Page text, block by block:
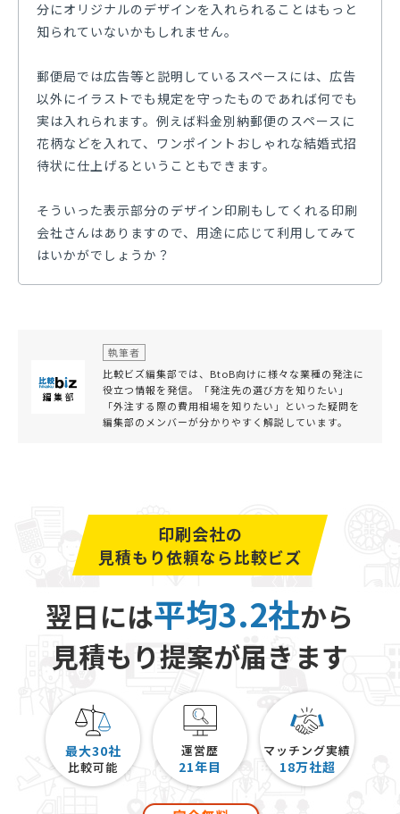
分にオリジナルのデザインを入れられることはもっと
知られていないかもしれません。
郵便局では広告等と説明しているスペースには、広告
以外にイラストでも規定を守ったものであれば何でも
実は入れられます。例えば料金別納郵便のスペースに
花柄などを入れて、ワンポイントおしゃれな結婚式招
待状に仕上げるということもできます。
そういった表示部分のデザイン印刷もしてくれる印刷
会社さんはありますので、用途に応じて利用してみて
はいかがでしょうか？
執筆者
比較ビズ編集部では、BtoB向けに様々な業種の発注に
役立つ情報を発信。「発注先の選び方を知りたい」
「外注する際の費用相場を知りたい」といった疑問を
編集部のメンバーが分かりやすく解説しています。
印刷会社の
見積もり依頼なら比較ビズ
翌日には平均3.2社から
見積もり提案が届きます
最大30社
比較可能
運営歴
21年目
マッチング実績
18万社超